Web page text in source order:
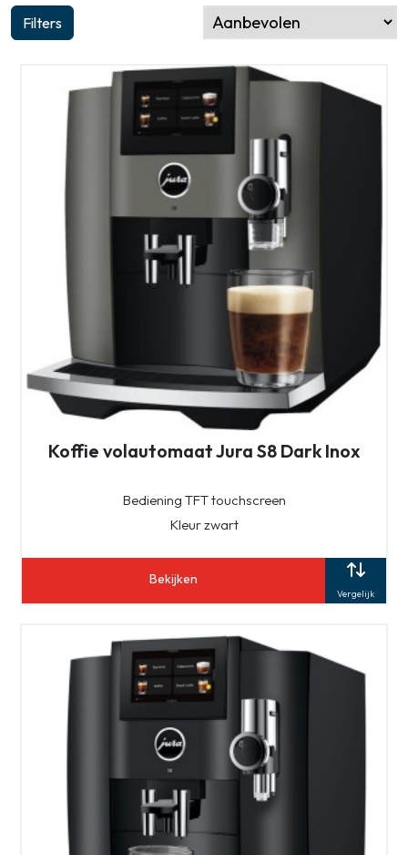
Filters
Koffie volautomaat Jura S8 Dark Inox
Bediening TFT touchscreen
Kleur zwart
Bekijken
Vergelijk